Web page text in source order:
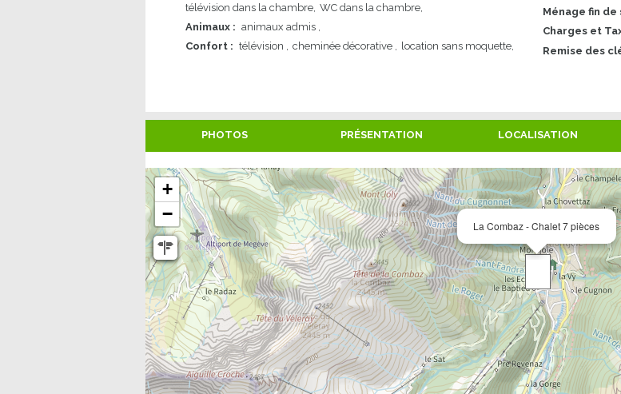
télévision dans la chambre WC dans la chambre
Animaux : animaux admis
Confort : télévision cheminée décorative location sans moquette
Ménage fin de
Charges et
Remise des
PHOTOS PRÉSENTATION LOCALISATION
La Combaz - Chalet 7 pièces
+
−